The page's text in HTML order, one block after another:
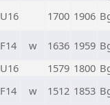
U16 1700 1906
F14 w 1636 1959
U16 1579 1800
F14 w 1512 1853